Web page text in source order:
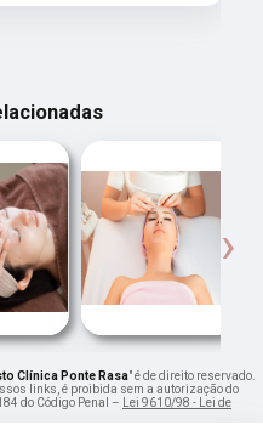
›
Clínica Ponte Rasa" é de direito reservado.
links, é proibida sem a autorização do
do Código Penal – Lei 9610/98 - Lei de